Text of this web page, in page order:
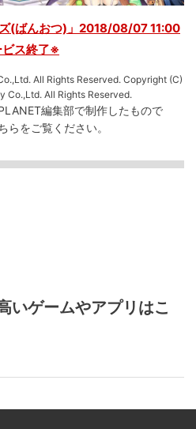
(ばんおつ)」2018/08/07 11:00
ビス終了※
All Rights Reserved. Copyright (C)
Co.,Ltd. All Rights Reserved.
編集部で制作したもので
らをご覧ください。
いゲームやアプリはこ